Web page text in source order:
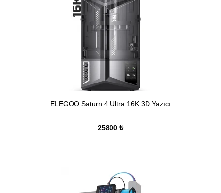
ELEGOO Saturn 4 Ultra 16K 3D Yazıcı
25800 ₺